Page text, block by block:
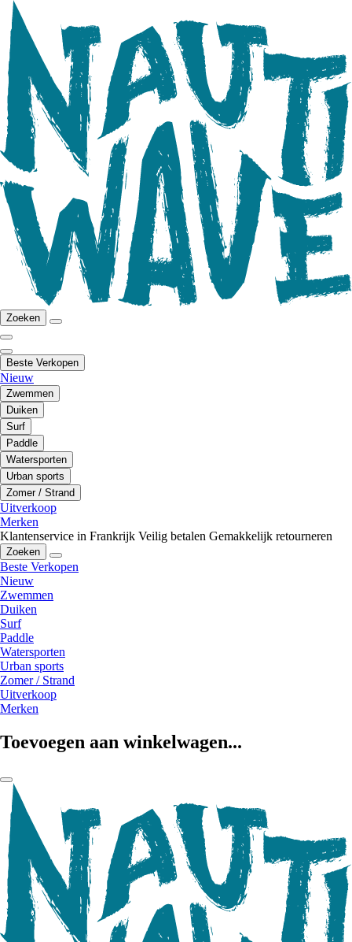
Zoeken
Beste Verkopen
Nieuw
Zwemmen
Duiken
Surf
Paddle
Watersporten
Urban sports
Zomer / Strand
Uitverkoop
Merken
Klantenservice in Frankrijk Veilig betalen Gemakkelijk retourneren
Zoeken
Beste Verkopen
Nieuw
Zwemmen
Duiken
Surf
Paddle
Watersporten
Urban sports
Zomer / Strand
Uitverkoop
Merken
Toevoegen aan winkelwagen...